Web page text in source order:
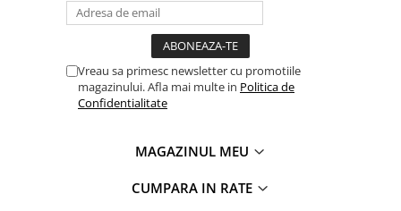
Vreau sa primesc newsletter cu promotiile
magazinului. Afla mai multe in Politica de
Confidentialitate
MAGAZINUL MEU
CUMPARA IN RATE